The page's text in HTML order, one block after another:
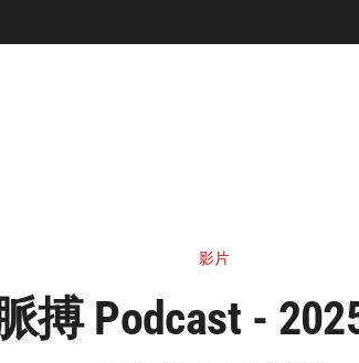
影片
搏 Podcast -